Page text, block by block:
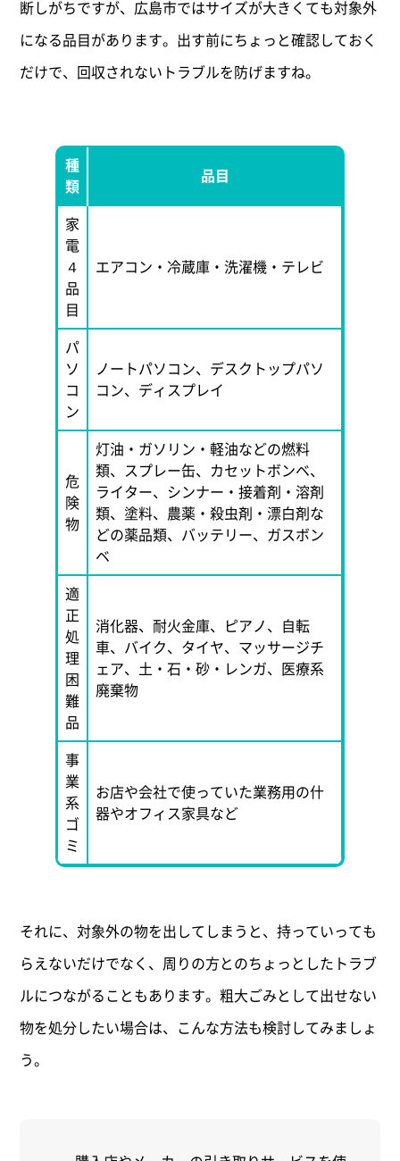
断しがちですが、広島市ではサイズが大きくても対象外
になる品目があります。出す前にちょっと確認しておく
だけで、回収されないトラブルを防げますね。
種
類
品目
家
電
４
品
目
エアコン・冷蔵庫・洗濯機・テレビ
パ
ソ
コ
ン
ノートパソコン、デスクトップパソ
コン、ディスプレイ
危
険
物
灯油・ガソリン・軽油などの燃料
類、スプレー缶、カセットボンベ、
ライター、シンナー・接着剤・溶剤
類、塗料、農薬・殺虫剤・漂白剤な
どの薬品類、バッテリー、ガスボン
ベ
適
正
処
理
困
難
品
消化器、耐火金庫、ピアノ、自転
車、バイク、タイヤ、マッサージチ
ェア、土・石・砂・レンガ、医療系
廃棄物
事
業
系
ゴ
ミ
お店や会社で使っていた業務用の什
器やオフィス家具など
それに、対象外の物を出してしまうと、持っていっても
らえないだけでなく、周りの方とのちょっとしたトラブ
ルにつながることもあります。粗大ごみとして出せない
物を処分したい場合は、こんな方法も検討してみましょ
う。